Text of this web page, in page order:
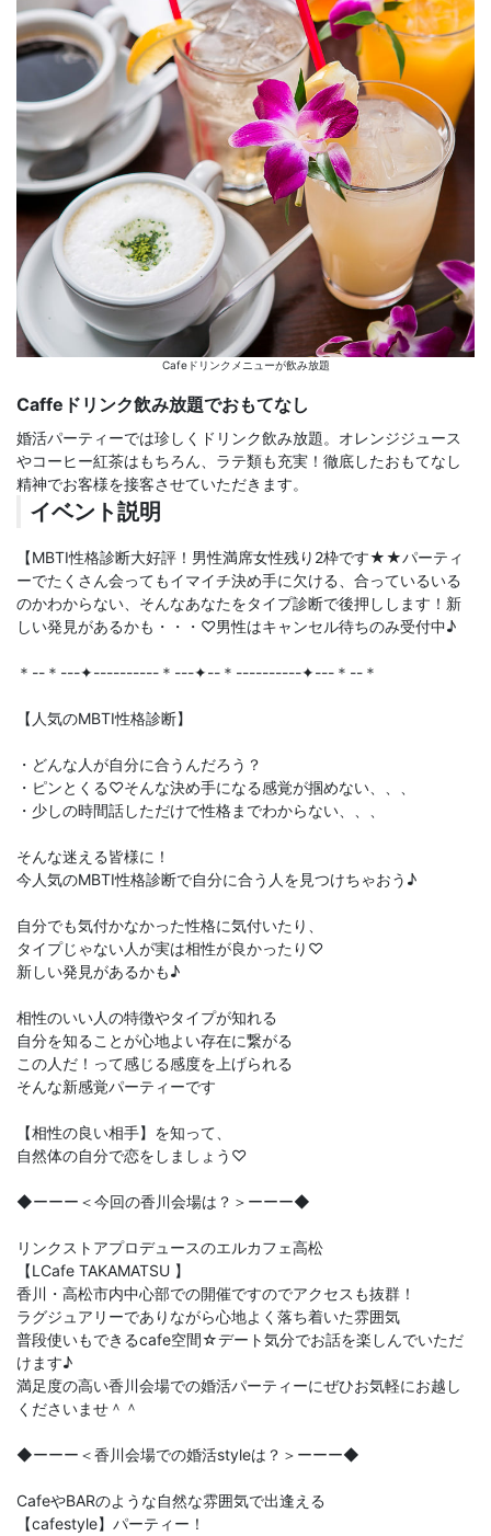
Cafeドリンクメニューが飲み放題
Caffeドリンク飲み放題でおもてなし
婚活パーティーでは珍しくドリンク飲み放題。オレンジジュース
やコーヒー紅茶はもちろん、ラテ類も充実！徹底したおもてなし
精神でお客様を接客させていただきます。
イベント説明
【MBTI性格診断大好評！男性満席女性残り2枠です★★パーティ
ーでたくさん会ってもイマイチ決め手に欠ける、合っているいる
のかわからない、そんなあなたをタイプ診断で後押しします！新
しい発見があるかも・・・♡男性はキャンセル待ちのみ受付中♪
＊--＊---✦----------＊---✦--＊----------✦---＊--＊
【人気のMBTI性格診断】
・どんな人が自分に合うんだろう？
・ピンとくる♡そんな決め手になる感覚が掴めない、、、
・少しの時間話しただけで性格までわからない、、、
そんな迷える皆様に！
今人気のMBTI性格診断で自分に合う人を見つけちゃおう♪
自分でも気付かなかった性格に気付いたり、
タイプじゃない人が実は相性が良かったり♡
新しい発見があるかも♪
相性のいい人の特徴やタイプが知れる
自分を知ることが心地よい存在に繋がる
この人だ！って感じる感度を上げられる
そんな新感覚パーティーです
【相性の良い相手】を知って、
自然体の自分で恋をしましょう♡
◆ーーー＜今回の香川会場は？＞ーーー◆
リンクストアプロデュースのエルカフェ高松
【LCafe TAKAMATSU 】
香川・高松市内中心部での開催ですのでアクセスも抜群！
ラグジュアリーでありながら心地よく落ち着いた雰囲気
普段使いもできるcafe空間☆デート気分でお話を楽しんでいただ
けます♪
満足度の高い香川会場での婚活パーティーにぜひお気軽にお越し
くださいませ＾＾
◆ーーー＜香川会場での婚活styleは？＞ーーー◆
CafeやBARのような自然な雰囲気で出逢える
【cafestyle】パーティー！